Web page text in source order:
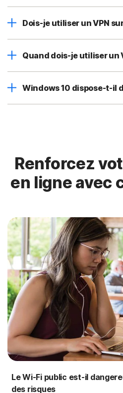
Dois-je utiliser un VPN
Quand dois-je utiliser un
Windows 10 dispose-t-il
Renforcez
en ligne avec
Le Wi-Fi public est-il
des risques